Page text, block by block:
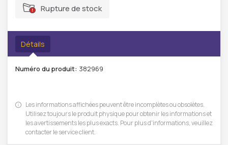
Rupture de stock
Détails
Numéro du produit: 382969
Les informations affichées peuvent être incomplètes ou obsolètes.
Utilisez toujours le produit physique pour obtenir les informations et
les avertissements les plus exacts. Pour plus d'informations, veuillez
contacter le service client.